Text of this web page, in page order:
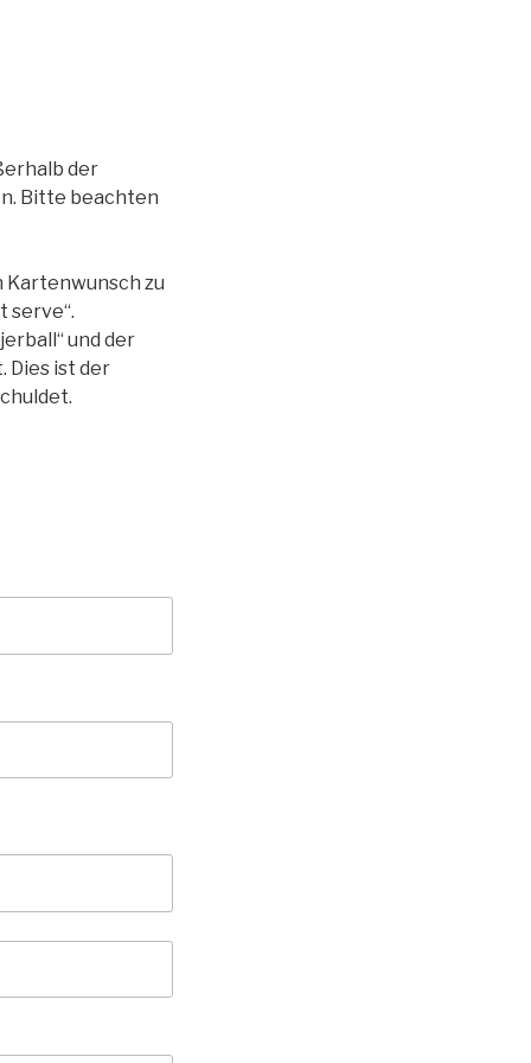
der
Bitte beachten
Kartenwunsch zu
serve“.
und der
Dies ist der